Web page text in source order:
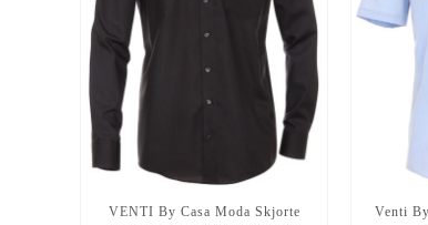
VENTI By Casa Moda Skjorte
Venti